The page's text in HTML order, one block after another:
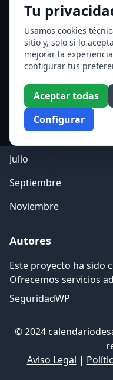
Tu
Usamos cookies
sitio y, solo si lo
mejorar la
configurar tus
Aceptar todas
Configurar
San Lorenzo
Ver todos los santos
Acceso a los Meses
Enero
Marzo
Mayo
Julio
Septiembre
Noviembre
Autores
Este proyecto ha sido
Ofrecemos servicios
SeguridadWP
© 2024
Aviso Legal |